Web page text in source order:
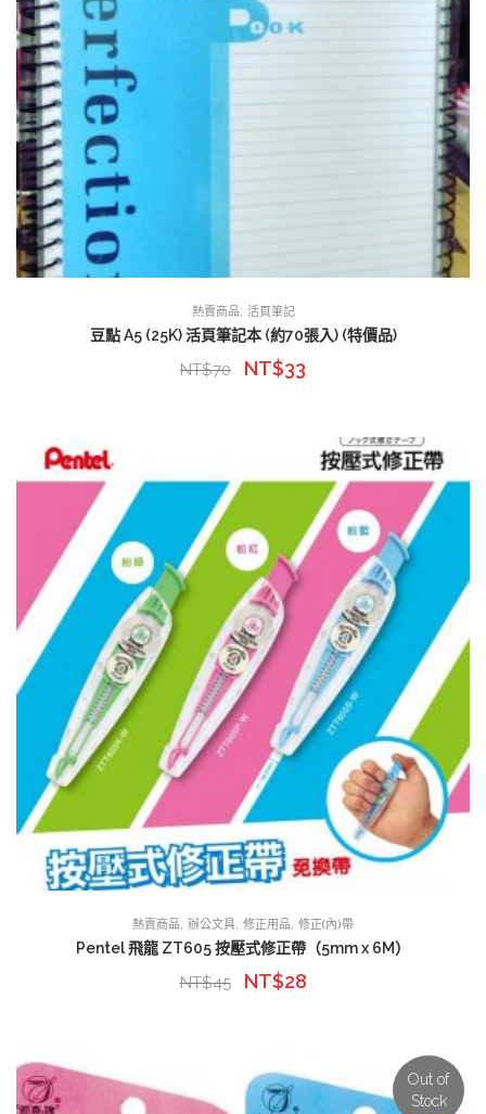
熱賣商品 活頁筆記
豆點 A5 (25K) 活頁筆記本 (約70張入) (特價品)
NT$70 NT$33
熱賣商品 辦公文具 修正用品 修正(內)帶
Pentel 飛龍 ZT605 按壓式修正帶（5mm x 6M）
NT$45 NT$28
Out of
Stock